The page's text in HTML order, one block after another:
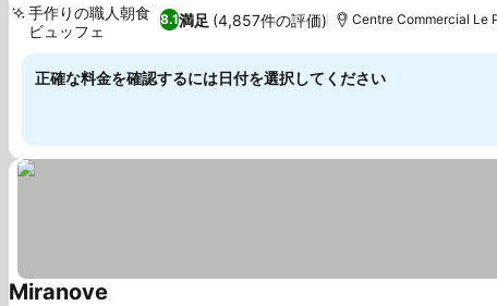
8.1満足 (4,857件の評価)
手作りの職人朝食
ビュッフェ
Centre Commercial Le
正確な料金を確認するには日付を選択してください
Miranove